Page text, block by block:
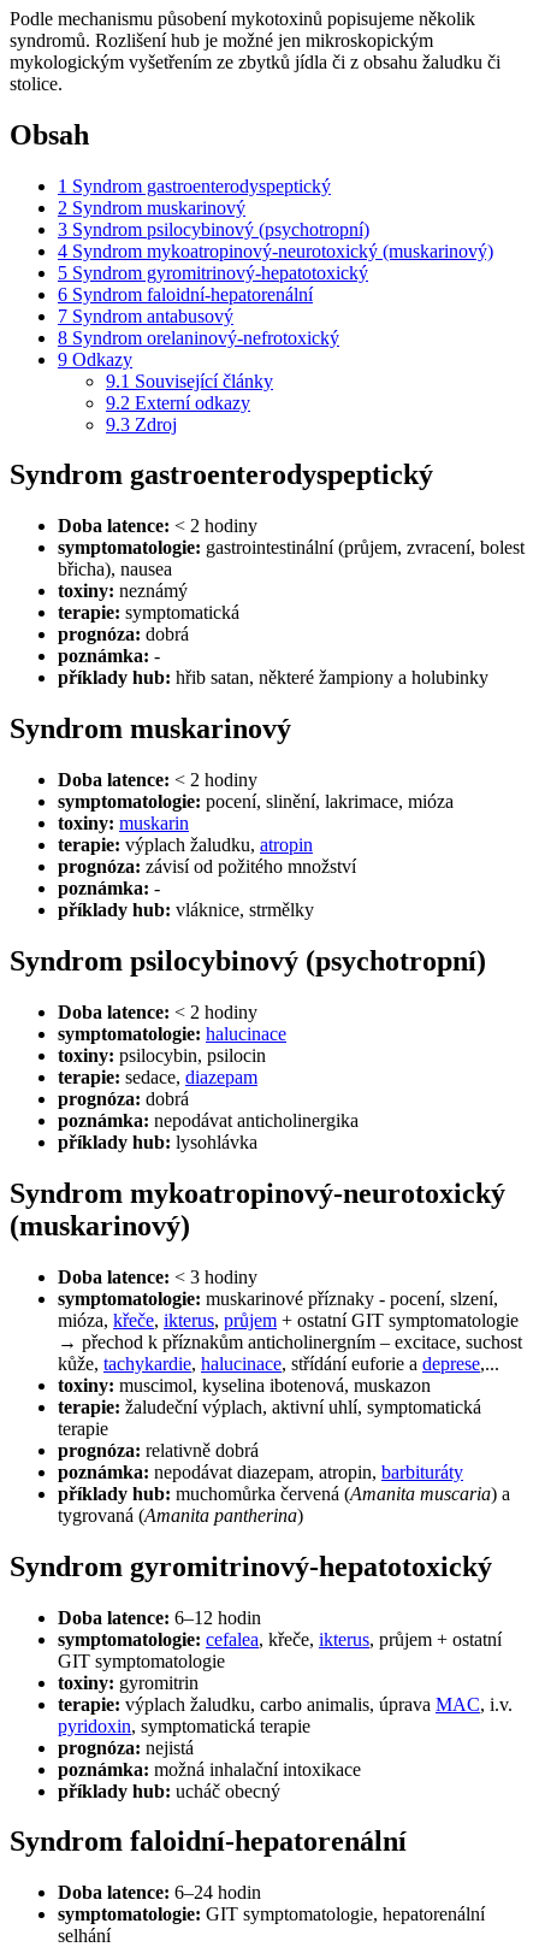
Podle mechanismu působení mykotoxinů popisujeme několik
syndromů. Rozlišení hub je možné jen mikroskopickým
mykologickým vyšetřením ze zbytků jídla či z obsahu žaludku či
stolice.
Obsah
1 Syndrom gastroenterodyspeptický
2 Syndrom muskarinový
3 Syndrom psilocybinový (psychotropní)
4 Syndrom mykoatropinový-neurotoxický (muskarinový)
5 Syndrom gyromitrinový-hepatotoxický
6 Syndrom faloidní-hepatorenální
7 Syndrom antabusový
8 Syndrom orelaninový-nefrotoxický
9 Odkazy
9.1 Související články
9.2 Externí odkazy
9.3 Zdroj
Syndrom gastroenterodyspeptický
Doba latence: < 2 hodiny
symptomatologie: gastrointestinální (průjem, zvracení, bolest
břicha), nausea
toxiny: neznámý
terapie: symptomatická
prognóza: dobrá
poznámka: -
příklady hub: hřib satan, některé žampiony a holubinky
Syndrom muskarinový
Doba latence: < 2 hodiny
symptomatologie: pocení, slinění, lakrimace, mióza
toxiny: muskarin
terapie: výplach žaludku, atropin
prognóza: závisí od požitého množství
poznámka: -
příklady hub: vláknice, strmělky
Syndrom psilocybinový (psychotropní)
Doba latence: < 2 hodiny
symptomatologie: halucinace
toxiny: psilocybin, psilocin
terapie: sedace, diazepam
prognóza: dobrá
poznámka: nepodávat anticholinergika
příklady hub: lysohlávka
Syndrom mykoatropinový-neurotoxický
(muskarinový)
Doba latence: < 3 hodiny
symptomatologie: muskarinové příznaky - pocení, slzení,
mióza, křeče, ikterus, průjem + ostatní GIT symptomatologie
→ přechod k příznakům anticholinergním – excitace, suchost
kůže, tachykardie, halucinace, střídání euforie a deprese,...
toxiny: muscimol, kyselina ibotenová, muskazon
terapie: žaludeční výplach, aktivní uhlí, symptomatická
terapie
prognóza: relativně dobrá
poznámka: nepodávat diazepam, atropin, barbituráty
příklady hub: muchomůrka červená (Amanita muscaria) a
tygrovaná (Amanita pantherina)
Syndrom gyromitrinový-hepatotoxický
Doba latence: 6–12 hodin
symptomatologie: cefalea, křeče, ikterus, průjem + ostatní
GIT symptomatologie
toxiny: gyromitrin
terapie: výplach žaludku, carbo animalis, úprava MAC, i.v.
pyridoxin, symptomatická terapie
prognóza: nejistá
poznámka: možná inhalační intoxikace
příklady hub: ucháč obecný
Syndrom faloidní-hepatorenální
Doba latence: 6–24 hodin
symptomatologie: GIT symptomatologie, hepatorenální
selhání